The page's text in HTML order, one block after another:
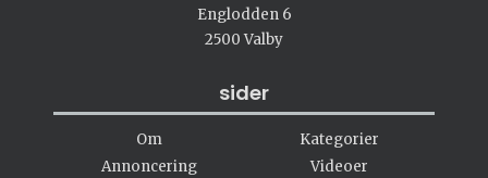
Englodden 6
2500 Valby
sider
Om
Annoncering
Kategorier
Videoer